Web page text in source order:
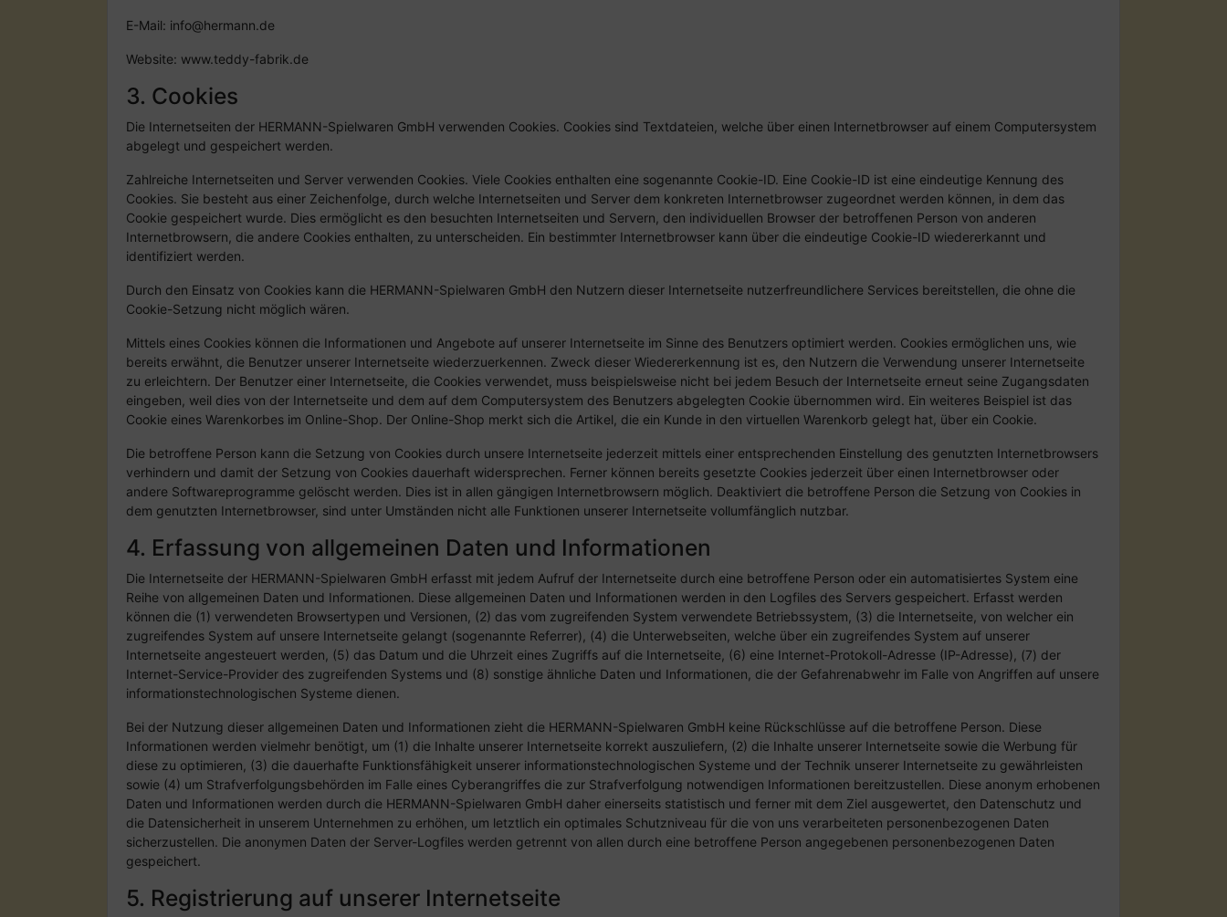
E-Mail: info@hermann.de
Website: www.teddy-fabrik.de
3. Cookies
Die Internetseiten der HERMANN-Spielwaren GmbH verwenden Cookies. Cookies sind Textdateien, welche über einen Internetbrowser auf einem Computersystem
abgelegt und gespeichert werden.
Zahlreiche Internetseiten und Server verwenden Cookies. Viele Cookies enthalten eine sogenannte Cookie-ID. Eine Cookie-ID ist eine eindeutige Kennung des
Cookies. Sie besteht aus einer Zeichenfolge, durch welche Internetseiten und Server dem konkreten Internetbrowser zugeordnet werden können, in dem das
Cookie gespeichert wurde. Dies ermöglicht es den besuchten Internetseiten und Servern, den individuellen Browser der betroffenen Person von anderen
Internetbrowsern, die andere Cookies enthalten, zu unterscheiden. Ein bestimmter Internetbrowser kann über die eindeutige Cookie-ID wiedererkannt und
identifiziert werden.
Durch den Einsatz von Cookies kann die HERMANN-Spielwaren GmbH den Nutzern dieser Internetseite nutzerfreundlichere Services bereitstellen, die ohne die
Cookie-Setzung nicht möglich wären.
Mittels eines Cookies können die Informationen und Angebote auf unserer Internetseite im Sinne des Benutzers optimiert werden. Cookies ermöglichen uns, wie
bereits erwähnt, die Benutzer unserer Internetseite wiederzuerkennen. Zweck dieser Wiedererkennung ist es, den Nutzern die Verwendung unserer Internetseite
zu erleichtern. Der Benutzer einer Internetseite, die Cookies verwendet, muss beispielsweise nicht bei jedem Besuch der Internetseite erneut seine Zugangsdaten
eingeben, weil dies von der Internetseite und dem auf dem Computersystem des Benutzers abgelegten Cookie übernommen wird. Ein weiteres Beispiel ist das
Cookie eines Warenkorbes im Online-Shop. Der Online-Shop merkt sich die Artikel, die ein Kunde in den virtuellen Warenkorb gelegt hat, über ein Cookie.
Die betroffene Person kann die Setzung von Cookies durch unsere Internetseite jederzeit mittels einer entsprechenden Einstellung des genutzten Internetbrowsers
verhindern und damit der Setzung von Cookies dauerhaft widersprechen. Ferner können bereits gesetzte Cookies jederzeit über einen Internetbrowser oder
andere Softwareprogramme gelöscht werden. Dies ist in allen gängigen Internetbrowsern möglich. Deaktiviert die betroffene Person die Setzung von Cookies in
dem genutzten Internetbrowser, sind unter Umständen nicht alle Funktionen unserer Internetseite vollumfänglich nutzbar.
4. Erfassung von allgemeinen Daten und Informationen
Die Internetseite der HERMANN-Spielwaren GmbH erfasst mit jedem Aufruf der Internetseite durch eine betroffene Person oder ein automatisiertes System eine
Reihe von allgemeinen Daten und Informationen. Diese allgemeinen Daten und Informationen werden in den Logfiles des Servers gespeichert. Erfasst werden
können die (1) verwendeten Browsertypen und Versionen, (2) das vom zugreifenden System verwendete Betriebssystem, (3) die Internetseite, von welcher ein
zugreifendes System auf unsere Internetseite gelangt (sogenannte Referrer), (4) die Unterwebseiten, welche über ein zugreifendes System auf unserer
Internetseite angesteuert werden, (5) das Datum und die Uhrzeit eines Zugriffs auf die Internetseite, (6) eine Internet-Protokoll-Adresse (IP-Adresse), (7) der
Internet-Service-Provider des zugreifenden Systems und (8) sonstige ähnliche Daten und Informationen, die der Gefahrenabwehr im Falle von Angriffen auf unsere
informationstechnologischen Systeme dienen.
Bei der Nutzung dieser allgemeinen Daten und Informationen zieht die HERMANN-Spielwaren GmbH keine Rückschlüsse auf die betroffene Person. Diese
Informationen werden vielmehr benötigt, um (1) die Inhalte unserer Internetseite korrekt auszuliefern, (2) die Inhalte unserer Internetseite sowie die Werbung für
diese zu optimieren, (3) die dauerhafte Funktionsfähigkeit unserer informationstechnologischen Systeme und der Technik unserer Internetseite zu gewährleisten
sowie (4) um Strafverfolgungsbehörden im Falle eines Cyberangriffes die zur Strafverfolgung notwendigen Informationen bereitzustellen. Diese anonym erhobenen
Daten und Informationen werden durch die HERMANN-Spielwaren GmbH daher einerseits statistisch und ferner mit dem Ziel ausgewertet, den Datenschutz und
die Datensicherheit in unserem Unternehmen zu erhöhen, um letztlich ein optimales Schutzniveau für die von uns verarbeiteten personenbezogenen Daten
sicherzustellen. Die anonymen Daten der Server-Logfiles werden getrennt von allen durch eine betroffene Person angegebenen personenbezogenen Daten
gespeichert.
5. Registrierung auf unserer Internetseite